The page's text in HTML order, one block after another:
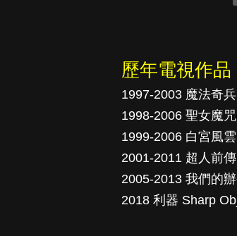
歷年電視作品
1997-2003 魔法奇
1998-2006 聖女魔
1999-2006 白宮風
2001-2011 超人前
2005-2013 我們的
2018 利器 Sharp